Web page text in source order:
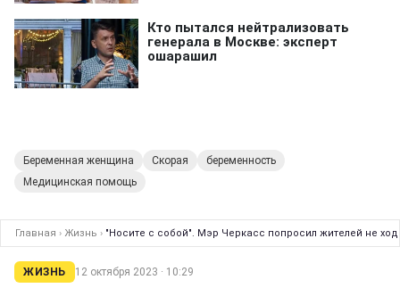
Беременная женщина Скорая
беременность
Медицинская помощь
Главная › Жизнь › "Носите с собой". Мэр Черкасс попросил жителей не
ЖИЗНЬ 12 октября 2023 · 10:29